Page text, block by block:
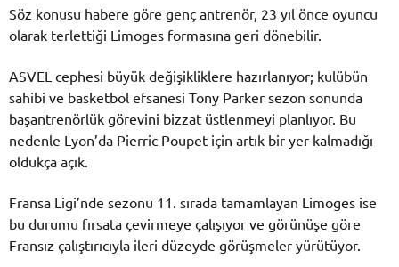
Söz konusu habere göre genç antrenör, 23 yıl önce oyuncu
olarak terlettiği Limoges formasına geri dönebilir.
ASVEL cephesi büyük değişikliklere hazırlanıyor; kulübün
sahibi ve basketbol efsanesi Tony Parker sezon sonunda
başantrenörlük görevini bizzat üstlenmeyi planlıyor. Bu
nedenle Lyon’da Pierric Poupet için artık bir yer kalmadığı
oldukça açık.
Fransa Ligi’nde sezonu 11. sırada tamamlayan Limoges ise
bu durumu fırsata çevirmeye çalışıyor ve görünüşe göre
Fransız çalıştırıcıyla ileri düzeyde görüşmeler yürütüyor.